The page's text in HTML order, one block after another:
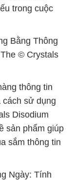
trong cuộc
Bằng Thông
© Crystals
thông tin
cách sử dụng
Disodium
sản phẩm giúp
sắm thông tin
Ngày: Tính